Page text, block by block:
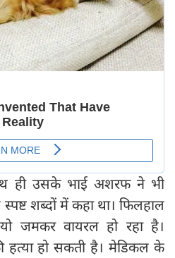
ही उसके भाई अशरफ ने भी
शब्दों में कहा था। फिलहाल
जमकर वायरल हो रहा है।
हो सकती है। मेडिकल के